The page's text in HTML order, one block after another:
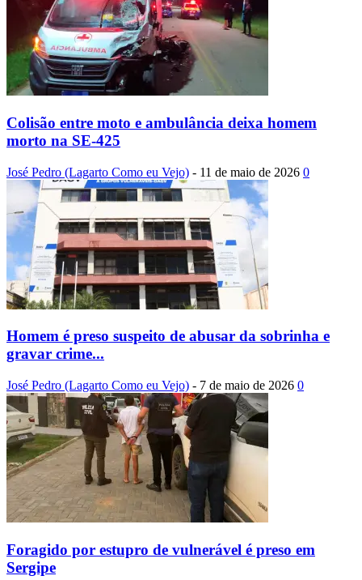
Colisão entre moto e ambulância deixa homem
morto na SE-425
José Pedro (Lagarto Como eu Vejo) - 11 de maio de 2026 0
Homem é preso suspeito de abusar da sobrinha e
gravar crime...
José Pedro (Lagarto Como eu Vejo) - 7 de maio de 2026 0
Foragido por estupro de vulnerável é preso em
Sergipe